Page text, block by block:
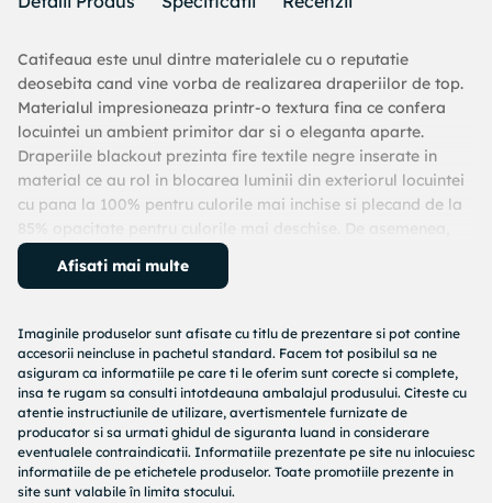
Catifeaua este unul dintre materialele cu o reputatie
deosebita cand vine vorba de realizarea draperiilor de top.
Materialul impresioneaza printr-o textura fina ce confera
locuintei un ambient primitor dar si o eleganta aparte.
Draperiile blackout prezinta fire textile negre inserate in
material ce au rol in blocarea luminii din exteriorul locuintei
cu pana la 100% pentru culorile mai inchise si plecand de la
draperia cu blackout este foarte utila pentru reducerea
pierderilor de caldura de la ferestre, fiind o varianta pentru
cusut cu grija, atat in lateral cat si in partea de jos,
dimensiunile fiind de 1 respectiv 5 cm. Draperia Madison din
catifea cu blackout este realizata in Romania, dintr-o
tesatura tip catifea atent aleasa de origine Turcia, fiind un
articol de sortiment ce cucereste prin simplitate si
rafinament. Instructiuni de intretinere - Curatare
profesionala: Nu se curata chimic; - Reguli de calcare: Nu se
calca; - Reguli de inalbire: Nu se folosesc inalbitori; - Reguli
Afisati mai multe
Imaginile produselor sunt afisate cu titlu de prezentare si pot contine
accesorii neincluse in pachetul standard. Facem tot posibilul sa ne
asiguram ca informatiile pe care ti le oferim sunt corecte si complete,
insa te rugam sa consulti intotdeauna ambalajul produsului. Citeste cu
atentie instructiunile de utilizare, avertismentele furnizate de
producator si sa urmati ghidul de siguranta luand in considerare
eventualele contraindicatii. Informatiile prezentate pe site nu inlocuiesc
informatiile de pe etichetele produselor. Toate promotiile prezente in
site sunt valabile în limita stocului.